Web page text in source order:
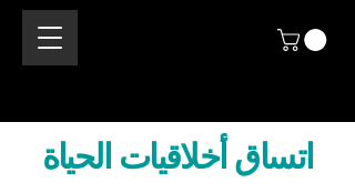
اتساق أخلاقيات الحياة